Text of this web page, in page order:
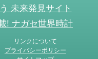
未来発見サイト
! ナガセ世界時計
リンクについて
プライバシーポリシー